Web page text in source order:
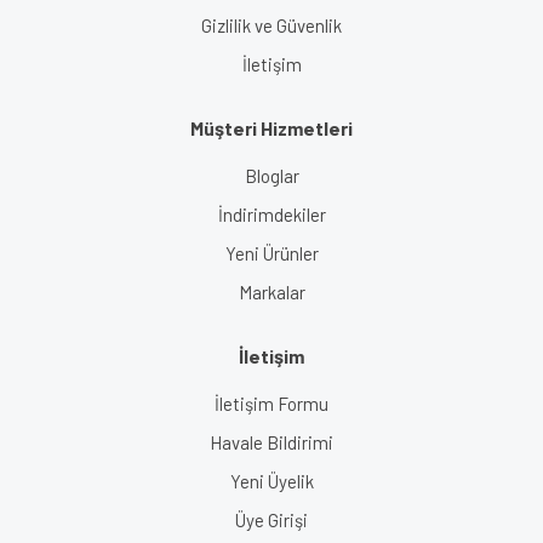
Gizlilik ve Güvenlik
İletişim
Müşteri Hizmetleri
Bloglar
İndirimdekiler
Yeni Ürünler
Markalar
İletişim
İletişim Formu
Havale Bildirimi
Yeni Üyelik
Üye Girişi